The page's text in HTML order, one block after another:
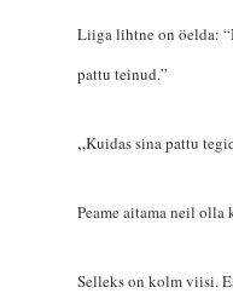
Liiga lihtne on öelda:
pattu teinud.”
„Kuidas sina pattu
Peame aitama neil olla
Selleks on kolm viisi.